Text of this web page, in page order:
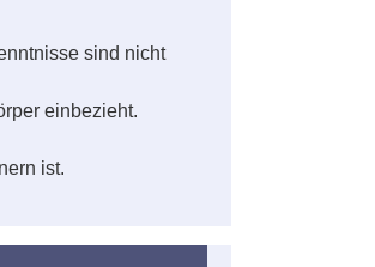
sind nicht
einbezieht.
ist.